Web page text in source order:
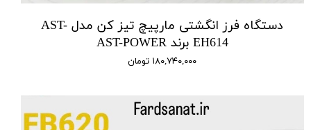
دستگاه فرز انگشتی مارپیچ تیز کن مدل AST-
EH614 برند AST-POWER
۱۸۰,۷۴۰,۰۰۰ تومان